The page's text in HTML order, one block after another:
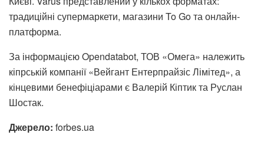
традиційні супермаркети, магазини To Go та онлайн-
платформа.
За інформацією Opendatabot, ТОВ «Омега» належить
кіпрській компанії «Вейгант Ентерпрайзіс Лімітед», а
кінцевими бенефіціарами є Валерій Кіптик та Руслан
Шостак.
Джерело: forbes.ua